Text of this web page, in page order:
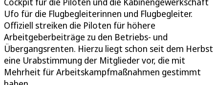
Ufo für die Flugbegleiterinnen und Flugbegleiter.
Offiziell streiken die Piloten für höhere
Arbeitgeberbeiträge zu den Betriebs- und
Übergangsrenten. Hierzu liegt schon seit dem Herbst
eine Urabstimmung der Mitglieder vor, die mit
Mehrheit für Arbeitskampfmaßnahmen gestimmt